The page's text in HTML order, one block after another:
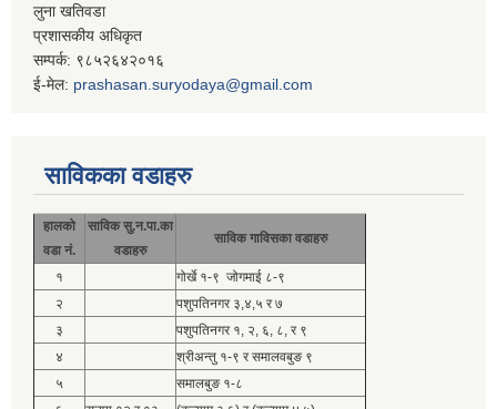
लुना खतिवडा
प्रशासकीय अधिकृत
सम्पर्क: ९८५२६४२०१६
ई-मेल: prashasan.suryodaya@gmail.com
साविकका वडाहरु
हालको
वडा नं.
साविक सु.न.पा.का
वडाहरु
साविक गाविसका वडाहरु
१
गोर्खे १-९ जोगमाई ८-९
२
पशुपतिनगर ३,४,५ र ७
३
पशुपतिनगर १, २, ६, ८, र ९
४
श्रीअन्तु १-९ र समालवबुङ ९
५
समालबुङ १-८